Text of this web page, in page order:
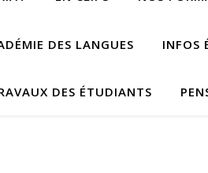
DES LANGUES INFOS
DES ÉTUDIANTS